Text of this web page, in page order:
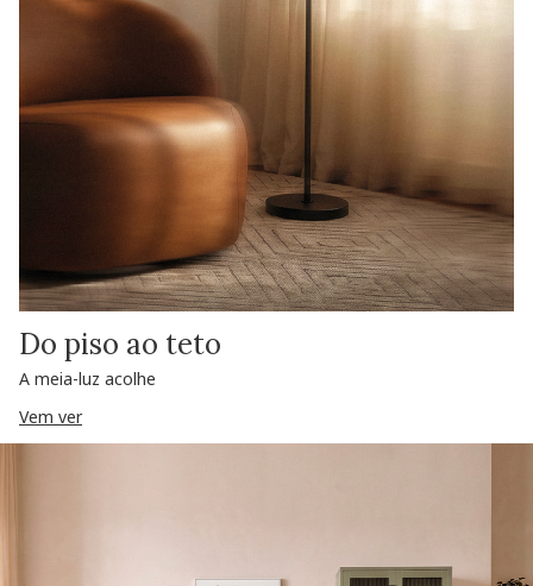
Do piso ao teto
A meia-luz acolhe
Vem ver